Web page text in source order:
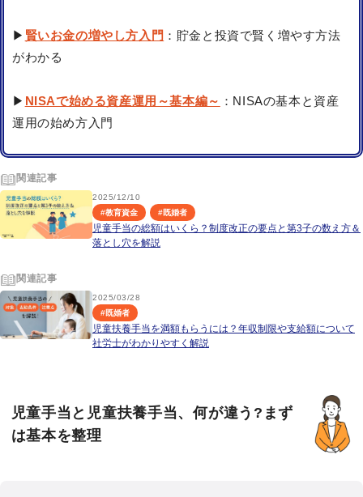
▶ 賢いお金の増やし方入門 ：貯金と投資で賢く増やす方法
がわかる
▶ NISAで始める資産運用～基本編～ ：NISAの基本と資産
運用の始め方入門
関連記事
2025/12/10
#教育資金 #既婚者
児童手当の総額はいくら？制度改正の要点と第3子の数え方＆
落とし穴を解説
関連記事
2025/03/28
#既婚者
児童扶養手当を満額もらうには？年収制限や支給額について
社労士がわかりやすく解説
児童手当と児童扶養手当、何が違う?まず
は基本を整理